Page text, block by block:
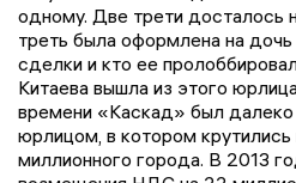
одному. Две трети досталось
треть была оформлена на
сделки и кто ее
Китаева вышла из этого
времени «Каскад» был
юрлицом, в котором
миллионного города. В 2013